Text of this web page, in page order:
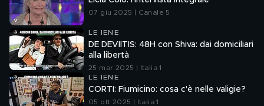
07 giu 2025 | Canale 5
LE IENE
DE DEVIITIS: 48H con Shiva: dai domiciliari
alla libertà
25 mar 2025 | Italia 1
LE IENE
CORTI: Fiumicino: cosa c'è nelle valigie?
05 ott 2025 | Italia 1